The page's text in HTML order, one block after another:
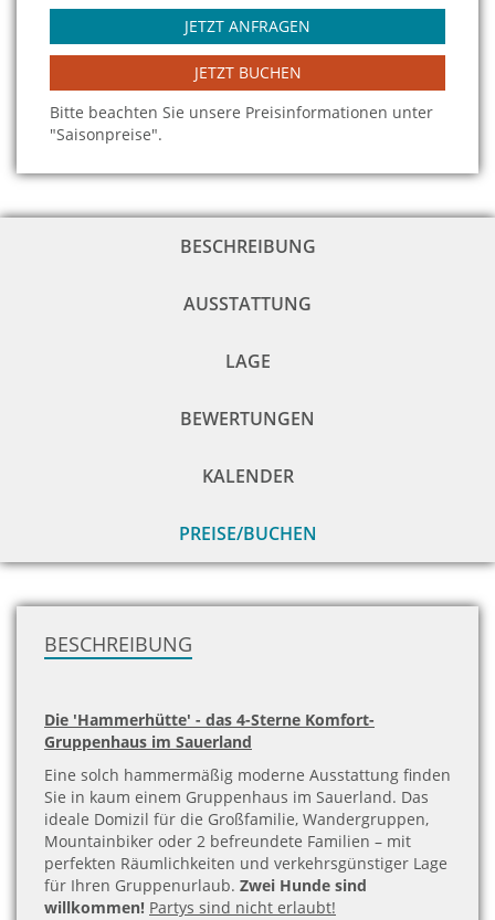
JETZT ANFRAGEN
JETZT BUCHEN
Bitte beachten Sie unsere Preisinformationen unter
"Saisonpreise".
BESCHREIBUNG
AUSSTATTUNG
LAGE
BEWERTUNGEN
KALENDER
PREISE/BUCHEN
BESCHREIBUNG
Die 'Hammerhütte' - das 4-Sterne Komfort-
Gruppenhaus im Sauerland
Eine solch hammermäßig moderne Ausstattung finden
Sie in kaum einem Gruppenhaus im Sauerland. Das
ideale Domizil für die Großfamilie, Wandergruppen,
Mountainbiker oder 2 befreundete Familien – mit
perfekten Räumlichkeiten und verkehrsgünstiger Lage
für Ihren Gruppenurlaub. Zwei Hunde sind
willkommen! Partys sind nicht erlaubt!